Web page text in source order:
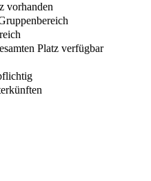
vorhanden
Platz verfügbar